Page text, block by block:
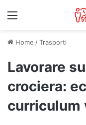
Menu
Home /Trasporti
Lavorare
crociera:
curriculum